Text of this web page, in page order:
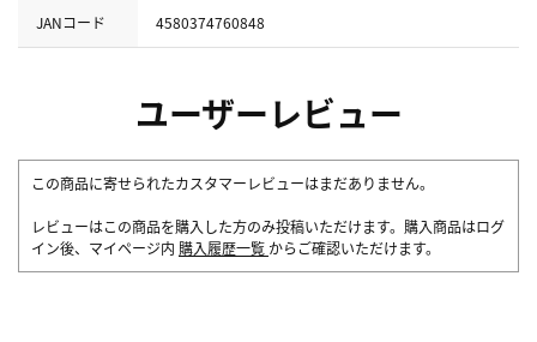
JANコード 4580374760848
ユーザーレビュー
この商品に寄せられたカスタマーレビューはまだありません。
レビューはこの商品を購入した方のみ投稿いただけます。購入商品はログ
イン後、マイページ内 購入履歴一覧 からご確認いただけます。